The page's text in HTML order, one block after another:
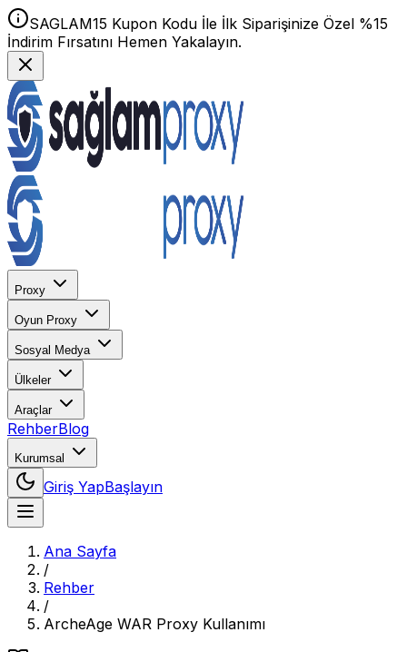
SAGLAM15 Kupon Kodu İle İlk Siparişinize Özel %15
İndirim Fırsatını Hemen Yakalayın.
Proxy
Oyun Proxy
Sosyal Medya
Ülkeler
Araçlar
RehberBlog
Kurumsal
Giriş YapBaşlayın
Ana Sayfa
/
Rehber
/
ArcheAge WAR Proxy Kullanımı